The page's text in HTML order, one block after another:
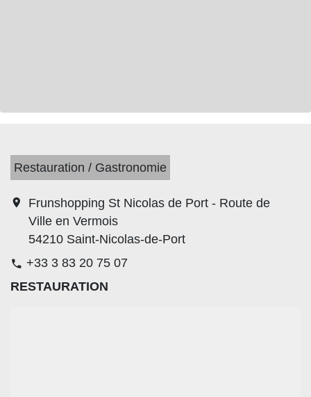
Restauration / Gastronomie
location_on
Frunshopping St Nicolas de Port - Route de
Ville en Vermois
54210 Saint-Nicolas-de-Port
phone +33 3 83 20 75 07
RESTAURATION